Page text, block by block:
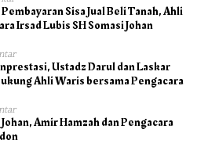
Sisa Jual Beli Tanah, Ahli
Irsad Lubis SH Somasi Johan
Ustadz Darul dan Laskar
Ahli Waris bersama Pengacara
Amir Hamzah dan Pengacara